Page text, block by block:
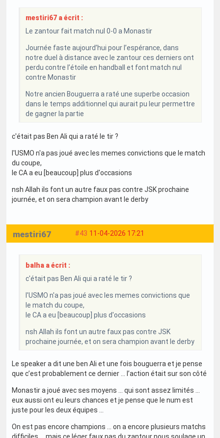
mestiri67 a écrit :
Le zantour fait match nul 0-0 a Monastir
Journée faste aujourd’hui pour l’espérance, dans
notre duel à distance avec le zantour ces derniers ont
perdu contre l’étoile en handball et font match nul
contre Monastir
Notre ancien Bouguerra a raté une superbe occasion
dans le temps additionnel qui aurait pu leur permettre
de gagner la partie
c'était pas Ben Ali qui a raté le tir ?
l'USMO n'a pas joué avec les memes convictions que le match
du coupe,
le CA a eu [beaucoup] plus d'occasions
nsh Allah ils font un autre faux pas contre JSK prochaine
journée, et on sera champion avant le derby
#43 11-04-2026 17:21
mestiri67
balha a écrit :
c'était pas Ben Ali qui a raté le tir ?
l'USMO n'a pas joué avec les memes convictions que
le match du coupe,
le CA a eu [beaucoup] plus d'occasions
nsh Allah ils font un autre faux pas contre JSK
prochaine journée, et on sera champion avant le derby
Le speaker a dit une ben Ali et une fois bouguerra et je pense
que c’est probablement ce dernier … l’action était sur son côté
Monastir a joué avec ses moyens … qui sont assez limités …
eux aussi ont eu leurs chances et je pense que le num est
juste pour les deux équipes …
On est pas encore champions … on a encore plusieurs matchs